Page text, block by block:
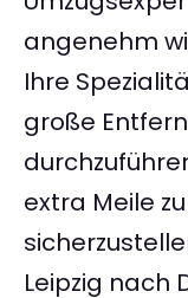
angenehm
Ihre
große
extra Meile
Leipzig nach